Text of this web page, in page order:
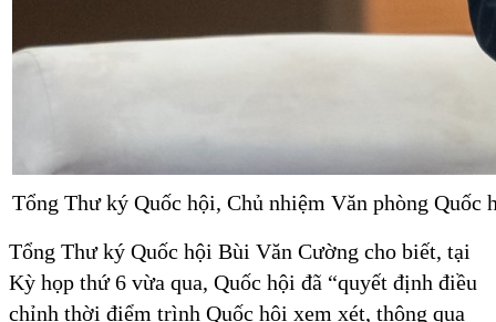
Tổng Thư ký Quốc hội, Chủ nhiệm Văn phòng
Tổng Thư ký Quốc hội Bùi Văn Cường cho biết, tại
Kỳ họp thứ 6 vừa qua, Quốc hội đã “quyết định điều
chỉnh thời điểm trình Quốc hội xem xét, thông qua